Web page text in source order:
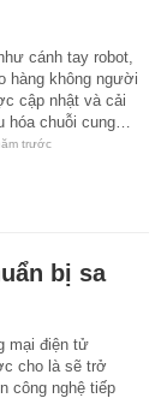
cánh tay robot,
hàng không người
cập nhật và cải
hóa chuỗi cung…
trước
bị sa
mại điện tử
cho là sẽ trở
công nghệ tiếp